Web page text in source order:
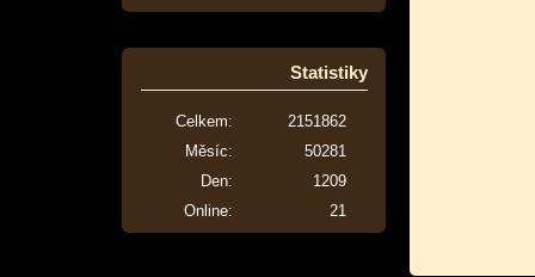
Statistiky
Online: 21
Celkem:
2151862
Měsíc:
50281
Den:
1209